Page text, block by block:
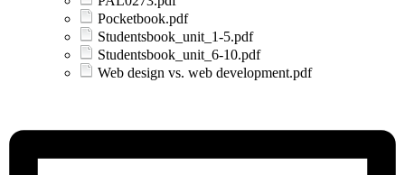
Pocketbook.pdf
Studentsbook_unit_1-5.pdf
Studentsbook_unit_6-10.pdf
Web design vs. web development.pdf